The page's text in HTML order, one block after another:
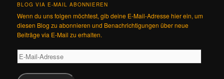
BLOG VIA E-MAIL ABONNIEREN
Wenn du uns folgen möchtest, gib deine E-Mail-Adresse hier ein, um
diesen Blog zu abonnieren und Benachrichtigungen über neue
Beiträge via E-Mail zu erhalten.
E-
Mail-
Adresse